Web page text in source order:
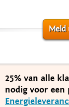
Meld
25% van alle
nodig voor een